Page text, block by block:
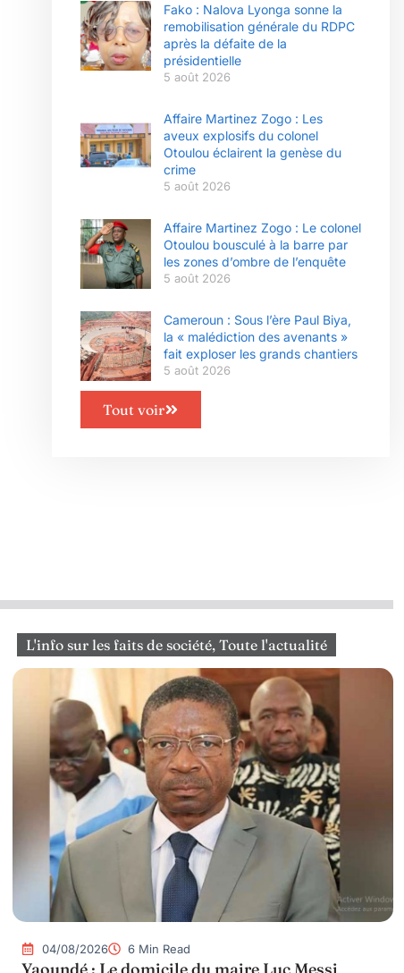
Fako : Nalova Lyonga sonne la
remobilisation générale du RDPC
après la défaite de la
présidentielle
5 août 2026
Affaire Martinez Zogo : Les
aveux explosifs du colonel
Otoulou éclairent la genèse du
crime
5 août 2026
Affaire Martinez Zogo : Le colonel
Otoulou bousculé à la barre par
les zones d’ombre de l’enquête
5 août 2026
Cameroun : Sous l’ère Paul Biya,
la « malédiction des avenants »
fait exploser les grands chantiers
5 août 2026
Tout voir
L'info sur les faits de société, Toute l'actualité
04/08/2026 6 Min Read
Yaoundé : Le domicile du maire Luc Messi